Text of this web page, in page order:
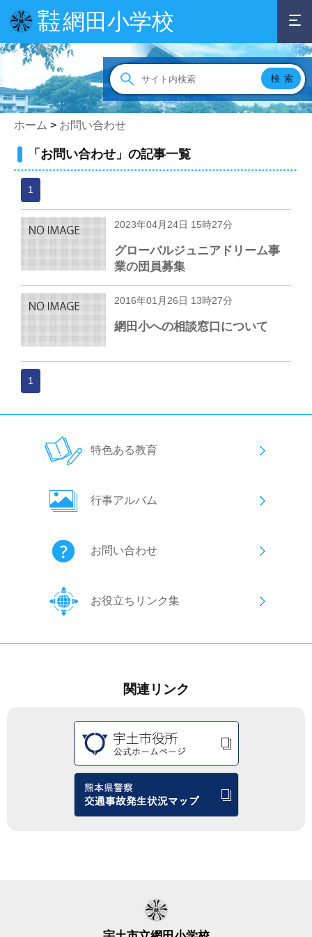
宇土
市立 網田小学校
ホーム > お問い合わせ
「お問い合わせ」の記事一覧
1
2023年04月24日 15時27分
グローバルジュニアドリーム事
業の団員募集
2016年01月26日 13時27分
網田小への相談窓口について
1
特色ある教育
行事アルバム
お問い合わせ
お役立ちリンク集
関連リンク